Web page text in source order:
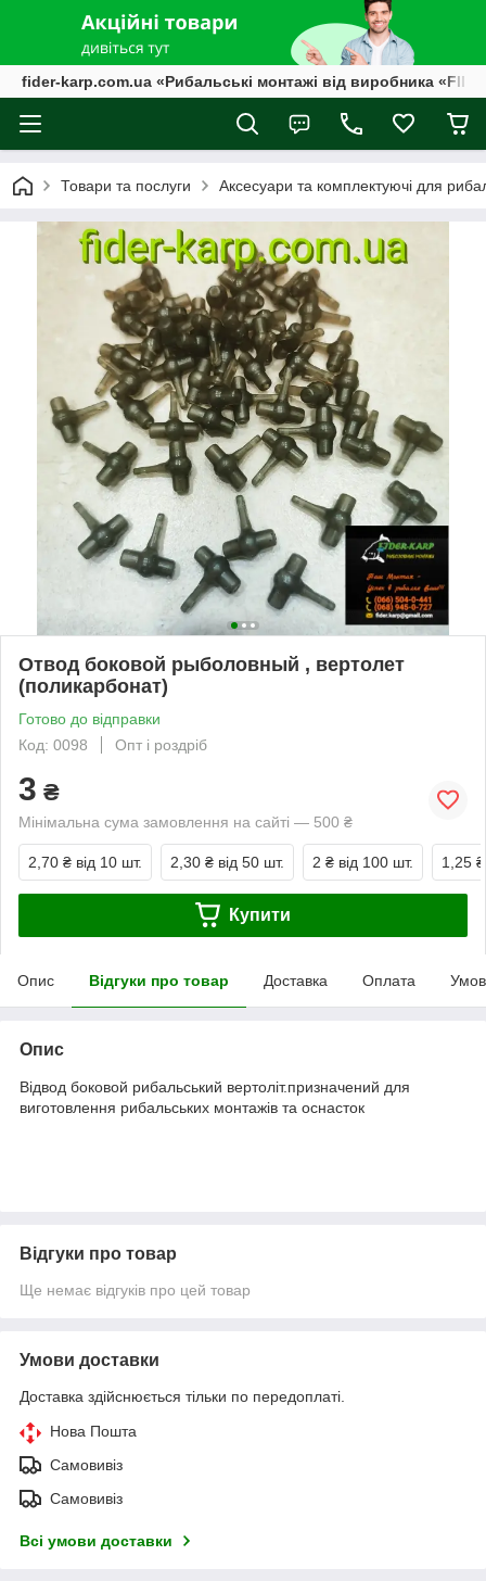
fider-karp.com.ua «Рибальські монтажі від виробника
Товари та послуги Аксесуари та комплектуючі для
Отвод боковой рыболовный , вертолет
(поликарбонат)
Готово до відправки
Код: 0098
Опт і роздріб
3 ₴
Мінімальна сума замовлення на сайті — 500 ₴
2,70 ₴ від 10 шт. 2,30 ₴ від 50 шт. 2 ₴ від 100 шт. 1,25 ₴
Купити
Опис Відгуки про товар Доставка Оплата
Опис
Відвод боковой рибальський вертоліт.призначений для
виготовлення рибальських монтажів та оснасток
Відгуки про товар
Ще немає відгуків про цей товар
Умови доставки
Доставка здійснюється тільки по передоплаті.
Нова Пошта
Самовивіз
Самовивіз
Всі умови доставки